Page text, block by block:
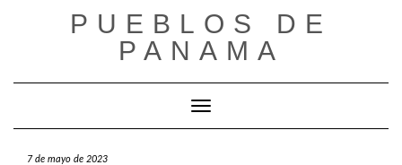
PUEBLOS DE
PANAMA
Cambiar modo de navegación
7 de mayo de 2023